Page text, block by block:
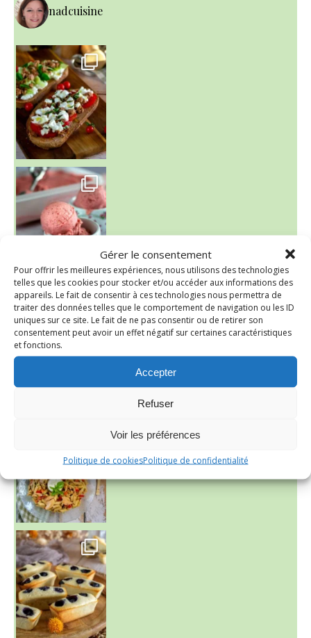
Gérer le consentement
Pour offrir les meilleures expériences, nous utilisons des technologies
telles que les cookies pour stocker et/ou accéder aux informations des
appareils. Le fait de consentir à ces technologies nous permettra de
traiter des données telles que le comportement de navigation ou les ID
uniques sur ce site. Le fait de ne pas consentir ou de retirer son
consentement peut avoir un effet négatif sur certaines caractéristiques
et fonctions.
Accepter
Refuser
Voir les préférences
Politique de cookiesPolitique de confidentialité
nadcuisine
~ NICE CREAM À LA FRAISE ~
Presque un mois que
~ FINANCIERS MYRTILLES ET CITRON ~
Aujourd'hu